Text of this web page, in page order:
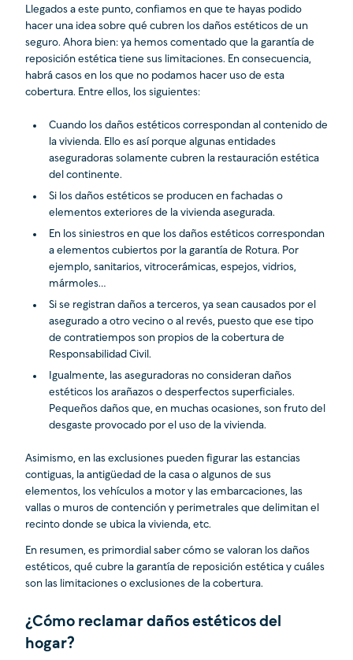
Llegados a este punto, confiamos en que te hayas podido
hacer una idea sobre qué cubren los daños estéticos de un
seguro. Ahora bien: ya hemos comentado que la garantía de
reposición estética tiene sus limitaciones. En consecuencia,
habrá casos en los que no podamos hacer uso de esta
cobertura. Entre ellos, los siguientes:
Cuando los daños estéticos correspondan al contenido de
la vivienda. Ello es así porque algunas entidades
aseguradoras solamente cubren la restauración estética
del continente.
Si los daños estéticos se producen en fachadas o
elementos exteriores de la vivienda asegurada.
En los siniestros en que los daños estéticos correspondan
a elementos cubiertos por la garantía de Rotura. Por
ejemplo, sanitarios, vitrocerámicas, espejos, vidrios,
mármoles…
Si se registran daños a terceros, ya sean causados por el
asegurado a otro vecino o al revés, puesto que ese tipo
de contratiempos son propios de la cobertura de
Responsabilidad Civil.
Igualmente, las aseguradoras no consideran daños
estéticos los arañazos o desperfectos superficiales.
Pequeños daños que, en muchas ocasiones, son fruto del
desgaste provocado por el uso de la vivienda.
Asimismo, en las exclusiones pueden figurar las estancias
contiguas, la antigüedad de la casa o algunos de sus
elementos, los vehículos a motor y las embarcaciones, las
vallas o muros de contención y perimetrales que delimitan el
recinto donde se ubica la vivienda, etc.
En resumen, es primordial saber cómo se valoran los daños
estéticos, qué cubre la garantía de reposición estética y cuáles
son las limitaciones o exclusiones de la cobertura.
¿Cómo reclamar daños estéticos del
hogar?